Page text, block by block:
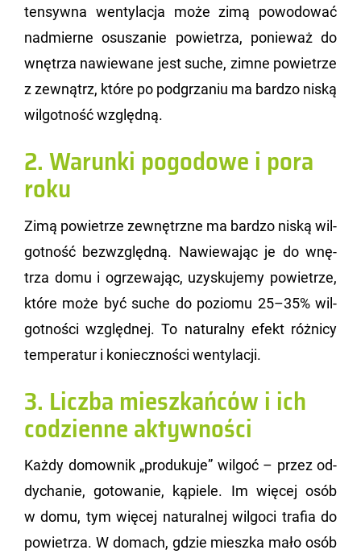
ten­syw­na wen­ty­la­cja może zimą po­wo­do­wać
nad­mier­ne osu­sza­nie po­wie­trza, po­nie­waż do
wnę­trza na­wie­wa­ne jest suche, zimne po­wie­trze
z ze­wnątrz, które po pod­grza­niu ma bar­dzo niską
wil­got­ność względ­ną.
2. Warunki pogodowe i pora
roku
Zimą po­wie­trze ze­wnętrz­ne ma bar­dzo niską wil­
got­ność bez­względ­ną. Na­wie­wa­jąc je do wnę­
trza domu i ogrze­wa­jąc, uzy­sku­je­my po­wie­trze,
które może być suche do po­zio­mu 25–35% wil­
got­no­ści względ­nej. To na­tu­ral­ny efekt róż­ni­cy
tem­pe­ra­tur i ko­niecz­no­ści wen­ty­la­cji.
3. Liczba mieszkańców i ich
codzienne aktywności
Każdy do­mow­nik „pro­du­ku­je” wil­goć – przez od­
dy­cha­nie, go­to­wa­nie, ką­pie­le. Im wię­cej osób
w domu, tym wię­cej na­tu­ral­nej wil­go­ci tra­fia do
po­wie­trza. W do­mach, gdzie miesz­ka mało osób